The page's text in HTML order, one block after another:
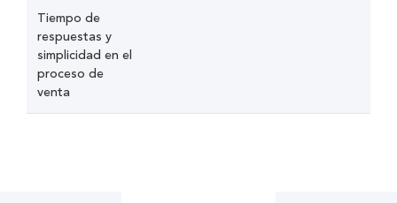
Tiempo de
respuestas y
simplicidad en el
proceso de
venta